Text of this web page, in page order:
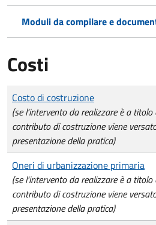
Moduli da compilare e
Costi
Tipo di pagamento
Importo
Costo di costruzione
(se l'intervento da realizzare è a titolo
contributo di costruzione viene
presentazione della pratica)
Oneri di urbanizzazione primaria
(se l'intervento da realizzare è a titolo
contributo di costruzione viene
presentazione della pratica)